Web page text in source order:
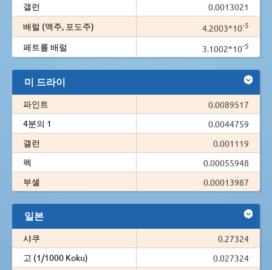
갤런
0.0013021
배럴 (맥주, 포도주)
4.2003*10-5
페트롤 배럴 3.1002*10-5
미 드라이
파인트
0.0089517
4분의 1
0.0044759
갤런
0.001119
펙
0.00055948
부셸
0.00013987
일본
샤쿠
0.27324
고 (1/1000 Koku)
0.027324